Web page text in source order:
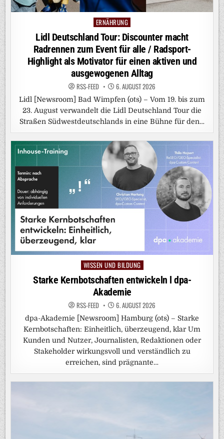
Posted
in
ERNÄHRUNG
Lidl Deutschland Tour: Discounter macht
Radrennen zum Event für alle / Radsport-
Highlight als Motivator für einen aktiven und
ausgewogenen Alltag
RSS-FEED 6. AUGUST 2026
Lidl [Newsroom] Bad Wimpfen (ots) – Vom 19. bis zum
23. August verwandelt die Lidl Deutschland Tour die
Straßen Südwestdeutschlands in eine Bühne für den…
Posted
in
WISSEN UND BILDUNG
Starke Kernbotschaften entwickeln l dpa-
Akademie
RSS-FEED 6. AUGUST 2026
dpa-Akademie [Newsroom] Hamburg (ots) – Starke
Kernbotschaften: Einheitlich, überzeugend, klar Um
Kunden und Nutzer, Journalisten, Redaktionen oder
Stakeholder wirkungsvoll und verständlich zu
erreichen, sind prägnante…